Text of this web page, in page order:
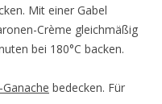
Mit einer Gabel
Crème gleichmäßig
bei 180°C backen.
bedecken. Für